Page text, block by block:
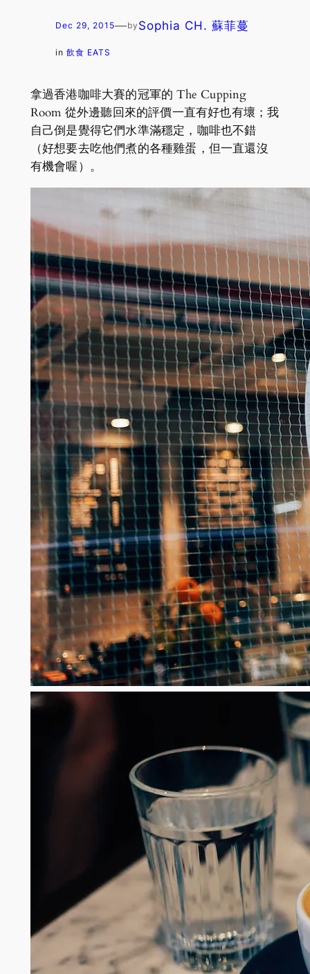
Dec 29, 2015—by Sophia CH. 蘇菲蔓
in 飲食 EATS
拿過香港咖啡大賽的冠軍的 The Cupping
Room 從外邊聽回來的評價一直有好也有壞；我
自己倒是覺得它們水準滿穩定，咖啡也不錯
（好想要去吃他們煮的各種雞蛋，但一直還沒
有機會喔）。